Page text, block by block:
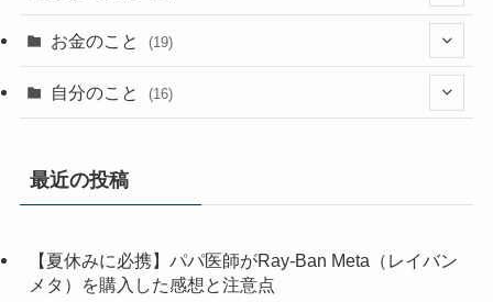
(2)
(6)
(5)
(4)
(1) (7)
(6)
(1)
(1)
(10) (1)
(7)
(2)
(1)
(13)
(12)
(1)
お金のこと (19)
(4)
自分のこと (16)
(5)
(2)
最近の投稿
【夏休みに必携】パパ医師がRay-Ban Meta（レイバン
メタ）を購入した感想と注意点